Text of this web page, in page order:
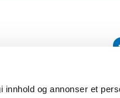
og annonser et